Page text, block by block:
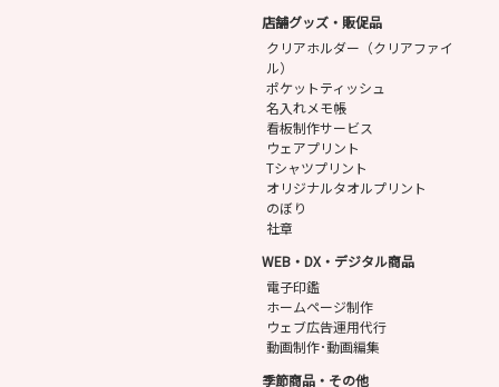
店舗グッズ・販促品
クリアホルダー（クリアファイ
ル）
ポケットティッシュ
名入れメモ帳
看板制作サービス
ウェアプリント
Tシャツプリント
オリジナルタオルプリント
のぼり
社章
WEB・DX・デジタル商品
電子印鑑
ホームページ制作
ウェブ広告運用代行
動画制作･動画編集
季節商品・その他